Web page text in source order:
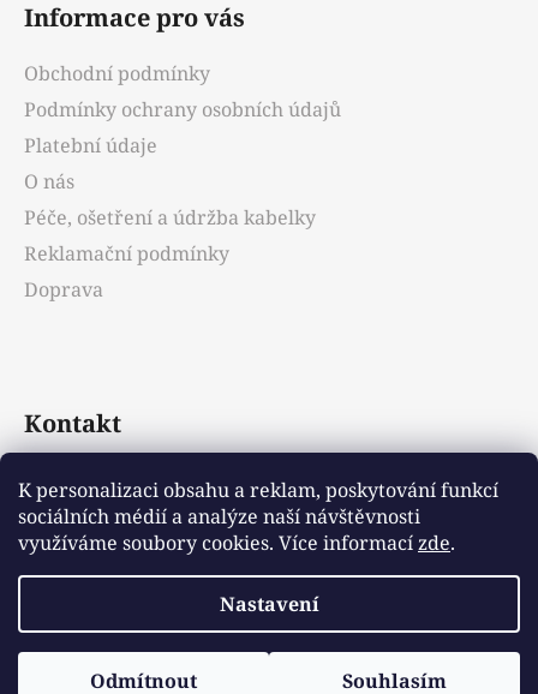
K personalizaci obsahu a reklam, poskytování funkcí
sociálních médií a analýze naší návštěvnosti
využíváme soubory cookies. Více informacízde.
Nastavení
Odmítnout Souhlasím
Informace pro vás
Obchodní podmínky
Podmínky ochrany osobních údajů
Platební údaje
O nás
Péče, ošetření a údržba kabelky
Reklamační podmínky
Doprava
Kontakt
info@emotys.cz
+421903231812
Vytvořil Shoptet
Copyright 2026
. Všechna práva